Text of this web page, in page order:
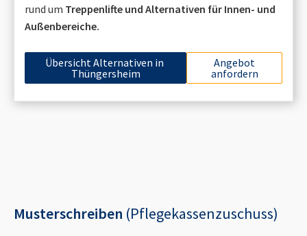
rund um Treppenlifte und Alternativen für Innen- und
Außenbereiche.
Übersicht Alternativen in
Thüngersheim
Angebot
anfordern
Musterschreiben (Pflegekassenzuschuss)